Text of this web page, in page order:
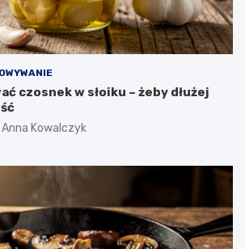
czosnek w słoiku – żeby dłużej
Anna Kowalczyk